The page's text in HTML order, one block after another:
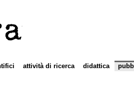
attività di ricerca didattica